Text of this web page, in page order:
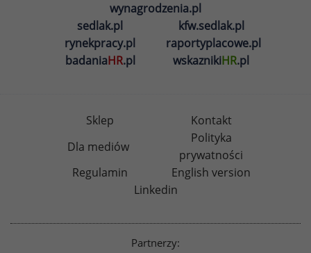
wynagrodzenia.pl
sedlak.pl
kfw.sedlak.pl
rynekpracy.pl
raportyplacowe.pl
badaniaHR.pl wskaznikiHR.pl
Sklep
Kontakt
Dla mediów
Polityka
prywatności
Regulamin
English version
Linkedin
Partnerzy: